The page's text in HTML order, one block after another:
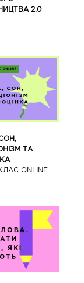
2.0
ТА
ONLINE